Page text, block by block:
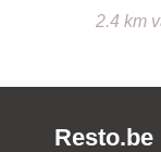
2.4 km
Resto.be